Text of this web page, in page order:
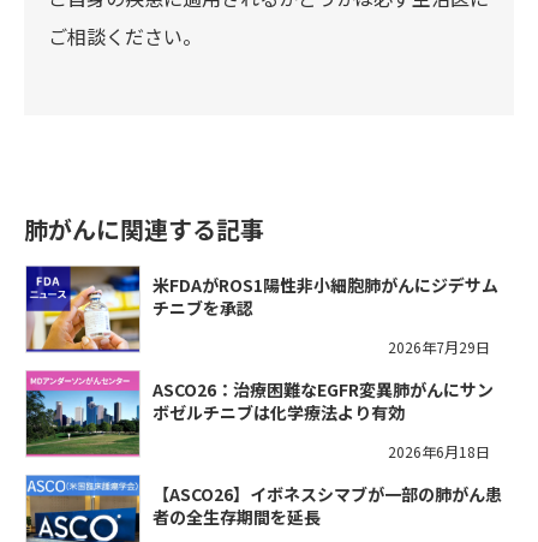
ご相談ください。
肺がんに関連する記事
米FDAがROS1陽性非小細胞肺がんにジデサム
チニブを承認
2026年7月29日
ASCO26：治療困難なEGFR変異肺がんにサン
ボゼルチニブは化学療法より有効
2026年6月18日
【ASCO26】イボネスシマブが一部の肺がん患
者の全生存期間を延長